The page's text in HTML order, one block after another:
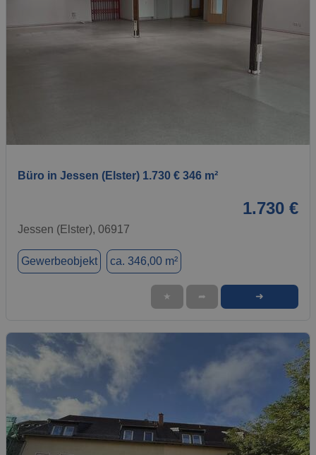
Büro in Jessen (Elster) 1.730 € 346 m²
1.730 €
Jessen (Elster), 06917
Gewerbeobjekt ca. 346,00 m²
★ ➦ ➜